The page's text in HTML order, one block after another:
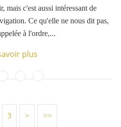
mais c'est aussi intéressant de
Ce qu'elle ne nous dit pas,
à l'ordre,...
plus
3 > >>